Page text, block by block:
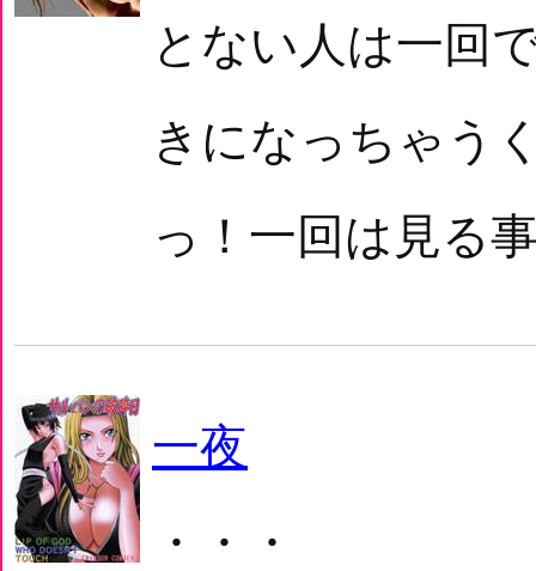
とない人は一回
きになっちゃう
っ！一回は見る
一夜
・・・